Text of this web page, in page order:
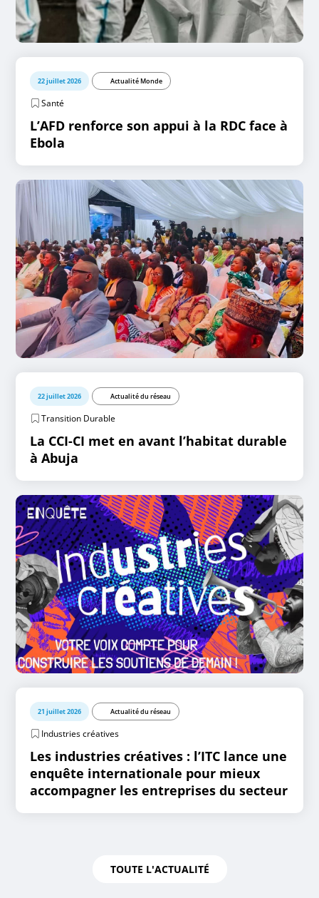
22 juillet 2026 Actualité Monde
Santé
L’AFD renforce son appui à la RDC face à
Ebola
22 juillet 2026 Actualité du réseau
Transition Durable
La CCI-CI met en avant l’habitat durable
à Abuja
21 juillet 2026 Actualité du réseau
Industries créatives
Les industries créatives : l’ITC lance une
enquête internationale pour mieux
accompagner les entreprises du secteur
TOUTE L'ACTUALITÉ